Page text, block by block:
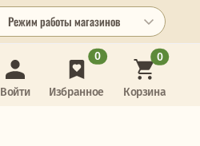
Режим работы магазинов
Войти Избранное
0
Корзина
0